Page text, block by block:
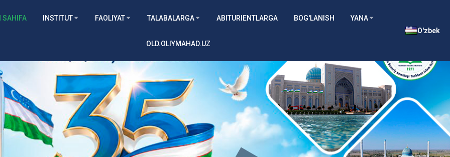
SAHIFA INSTITUT FAOLIYAT TALABALARGA ABITURIENTLARGA BOG'LANISH YANA
OLD.OLIYMAHAD.UZ
O'zbek